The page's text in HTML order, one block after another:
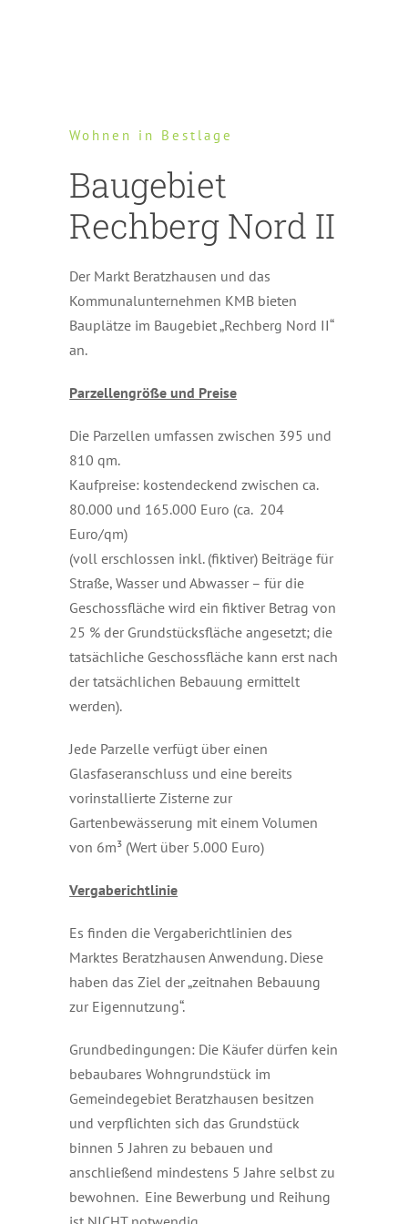
Wohnen in Bestlage
Baugebiet
Rechberg Nord II
Der Markt Beratzhausen und das
Kommunalunternehmen KMB bieten
Bauplätze im Baugebiet „Rechberg Nord II“
an.
Parzellengröße und Preise
Die Parzellen umfassen zwischen 395 und
810 qm.
Kaufpreise: kostendeckend zwischen ca.
80.000 und 165.000 Euro (ca. 204
Euro/qm)
(voll erschlossen inkl. (fiktiver) Beiträge für
Straße, Wasser und Abwasser – für die
Geschossfläche wird ein fiktiver Betrag von
25 % der Grundstücksfläche angesetzt; die
tatsächliche Geschossfläche kann erst nach
der tatsächlichen Bebauung ermittelt
werden).
Jede Parzelle verfügt über einen
Glasfaseranschluss und eine bereits
vorinstallierte Zisterne zur
Gartenbewässerung mit einem Volumen
von 6m³ (Wert über 5.000 Euro)
Vergaberichtlinie
Es finden die Vergaberichtlinien des
Marktes Beratzhausen Anwendung. Diese
haben das Ziel der „zeitnahen Bebauung
zur Eigennutzung“.
Grundbedingungen: Die Käufer dürfen kein
bebaubares Wohngrundstück im
Gemeindegebiet Beratzhausen besitzen
und verpflichten sich das Grundstück
binnen 5 Jahren zu bebauen und
anschließend mindestens 5 Jahre selbst zu
bewohnen. Eine Bewerbung und Reihung